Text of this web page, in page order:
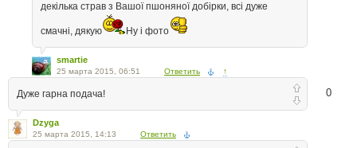
декілька страв з Вашої пшоняної добірки, всі дуже
смачні, дякую Ну і фото
smartie
25 марта 2015, 06:51 Ответить ↑
0
Дуже гарна подача!
Dzyga
25 марта 2015, 14:13 Ответить